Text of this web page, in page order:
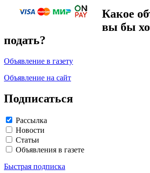
Какое
вы бы
подать?
Объявление в газету
Объявление на сайт
Подписаться
Рассылка
Новости
Статьи
Объявления в газете
Быстрая подписка